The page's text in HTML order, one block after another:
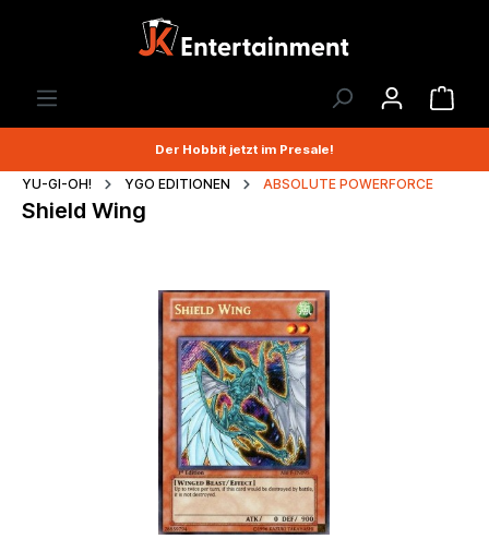
Der Hobbit jetzt im Presale!
YU-GI-OH! YGO EDITIONEN ABSOLUTE POWERFORCE
Shield Wing